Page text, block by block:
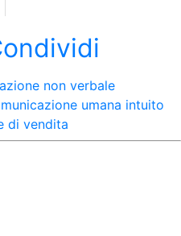
non verbale
umana intuito
di vendita